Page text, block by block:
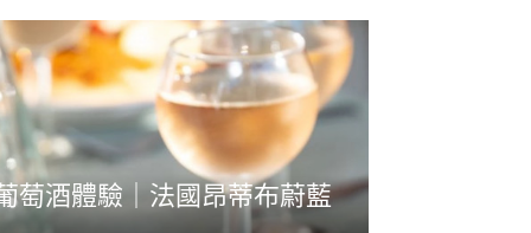
萄酒體驗｜法國昂蒂布蔚藍